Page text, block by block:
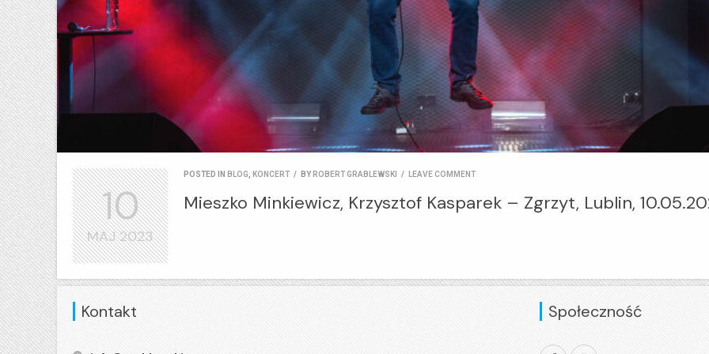
POSTED IN BLOG, KONCERT / BY ROBERT GRABLEWSKI / LEAVE COMMENT
Mieszko Minkiewicz, Krzysztof Kasparek – Zgrzyt, Lublin,
10
MAJ2023
Kontakt Społeczność